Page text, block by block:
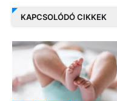
KAPCSOLÓDÓ CIKKEK